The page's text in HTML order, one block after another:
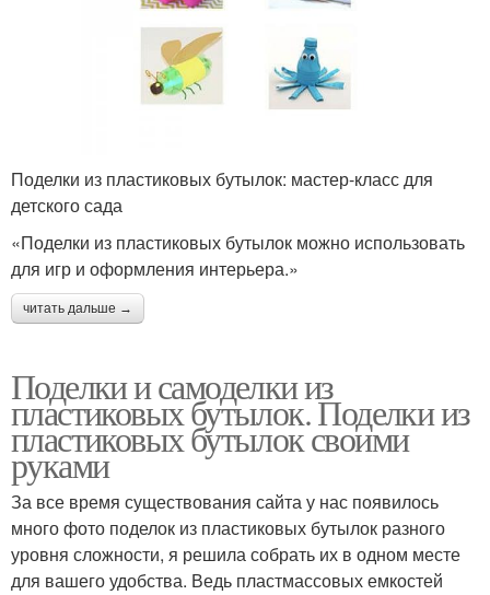
Поделки из пластиковых бутылок: мастер-класс для
детского сада
«Поделки из пластиковых бутылок можно использовать
для игр и оформления интерьера.»
читать дальше →
Поделки и самоделки из
пластиковых бутылок. Поделки из
пластиковых бутылок своими
руками
За все время существования сайта у нас появилось
много фото поделок из пластиковых бутылок разного
уровня сложности, я решила собрать их в одном месте
для вашего удобства. Ведь пластмассовых емкостей